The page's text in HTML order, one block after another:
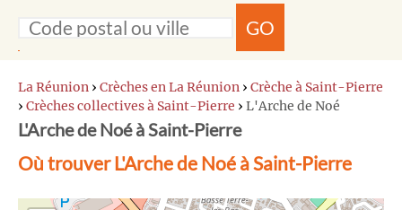
GO
La Réunion › Crèches en La Réunion › Crèche à Saint-Pierre
› Crèches collectives à Saint-Pierre › L'Arche de Noé
L'Arche de Noé à Saint-Pierre
Où trouver L'Arche de Noé à Saint-Pierre